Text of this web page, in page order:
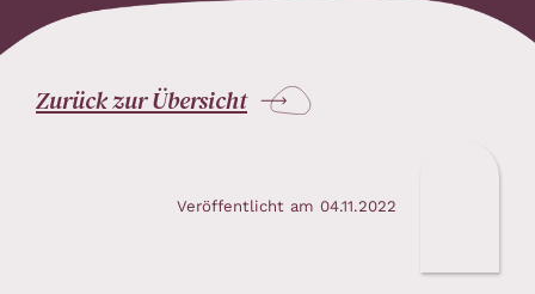
Zurück zur Übersicht
Veröffentlicht am 04.11.2022